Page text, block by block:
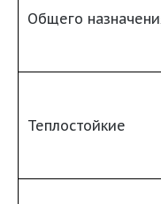
Общего
Теплостойкие